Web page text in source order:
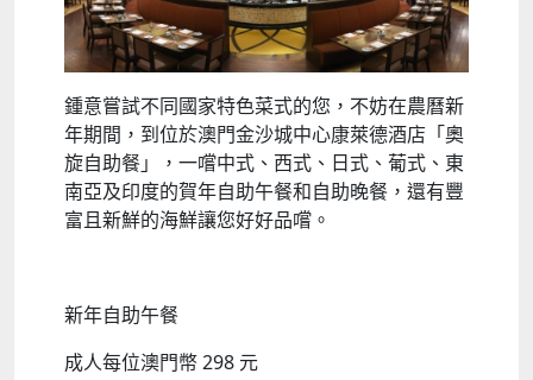
鍾意嘗試不同國家特色菜式的您，不妨在農曆新
年期間，到位於澳門金沙城中心康萊德酒店「奧
旋自助餐」，一嚐中式、西式、日式、葡式、東
南亞及印度的賀年自助午餐和自助晚餐，還有豐
富且新鮮的海鮮讓您好好品嚐。
新年自助午餐
成人每位澳門幣 298 元